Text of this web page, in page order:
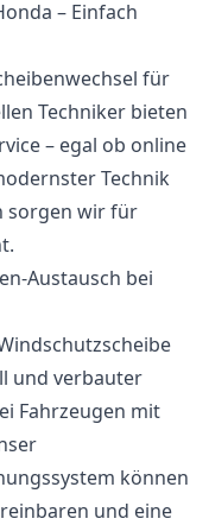
– Einfach
für
Techniker bieten
– egal ob online
Technik
sorgen wir für
Austausch bei
und verbauter
Fahrzeugen mit
können
und eine